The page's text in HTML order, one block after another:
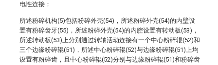
电性连接；
所述粉碎机构(5)包括粉碎外壳(54)，所述粉碎外壳(54)的内壁设
置有粉碎齿牙(55)，所述粉碎外壳(54)的内腔设置有转动板(53)，
所述转动板(53)上分别通过转轴活动连接有一个中心粉碎辊(52)和
三个边缘粉碎辊(51)，所述中心粉碎辊(52)与边缘粉碎辊(51)上均
设置有粉碎齿，且中心粉碎辊(52)分别与边缘粉碎辊(51)和粉碎齿